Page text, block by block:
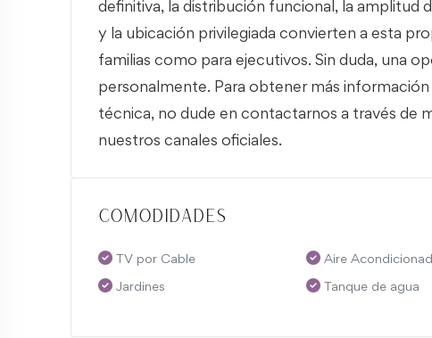
definitiva, la distribución funcional, la amplitud
y la ubicación privilegiada convierten a esta
familias como para ejecutivos. Sin duda, una
personalmente. Para obtener más
técnica, no dude en contactarnos a través de
nuestros canales oficiales.
Comodidades
TV por Cable Aire
Jardines Tanque de agua